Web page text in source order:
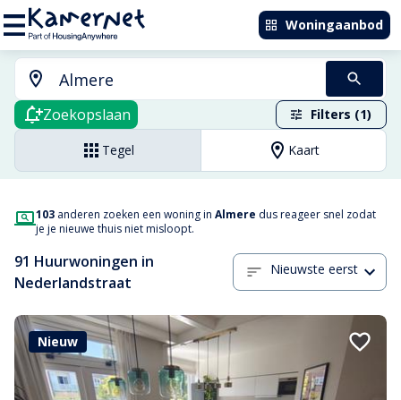
Woningaanbod
Zoekopslaan Filters (1)
Tegel Kaart
103 anderen zoeken een woning in Almere dus reageer snel zodat
je je nieuwe thuis niet misloopt.
91 Huurwoningen in
Nederlandstraat
Nieuwste eerst
Nieuw